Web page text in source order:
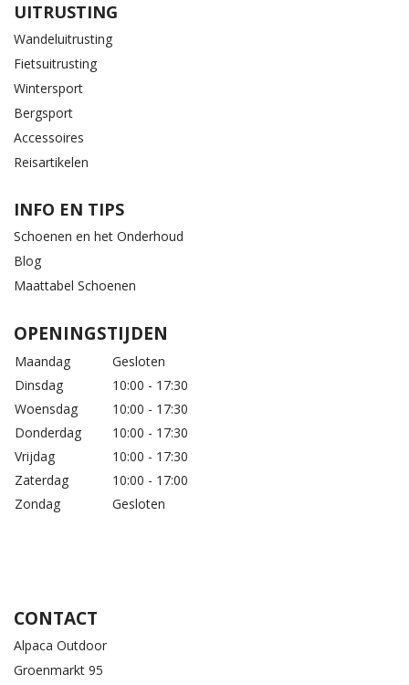
UITRUSTING
Wandeluitrusting
Fietsuitrusting
Wintersport
Bergsport
Accessoires
Reisartikelen
INFO EN TIPS
Schoenen en het Onderhoud
Blog
Maattabel Schoenen
OPENINGSTIJDEN
Maandag
Gesloten
Dinsdag
10:00 - 17:30
Woensdag
10:00 - 17:30
Donderdag
10:00 - 17:30
Vrijdag
10:00 - 17:30
Zaterdag
10:00 - 17:00
Zondag
Gesloten
CONTACT
Alpaca Outdoor
Groenmarkt 95